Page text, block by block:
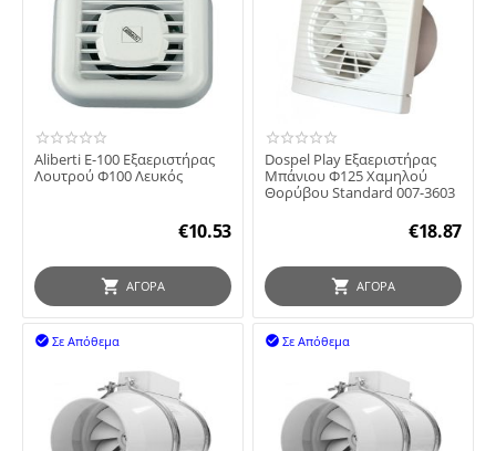
Aliberti Ε-100 Εξαεριστήρας
Λουτρού Φ100 Λευκός
€10.53
ΑΓΟΡΆ
Dospel Play Εξαεριστήρας
Μπάνιου Φ125 Χαμηλού
Θορύβου Standard 007-3603
€18.87
ΑΓΟΡΆ
Σε Απόθεμα
 Σε Απόθεμα
